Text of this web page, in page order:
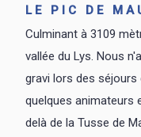
LE PIC DE
Culminant à 3109
vallée du Lys. Nous
gravi lors des
quelques animateurs
delà de la Tusse de